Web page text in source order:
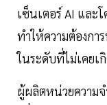
เซ็นเตอร์ AI และ
ทำให้ความต้องก
ในระดับที่ไม่เคยเ
ผู้ผลิตหน่วยความจ